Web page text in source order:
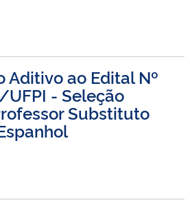
Aditivo ao Edital Nº
- Seleção
Substituto